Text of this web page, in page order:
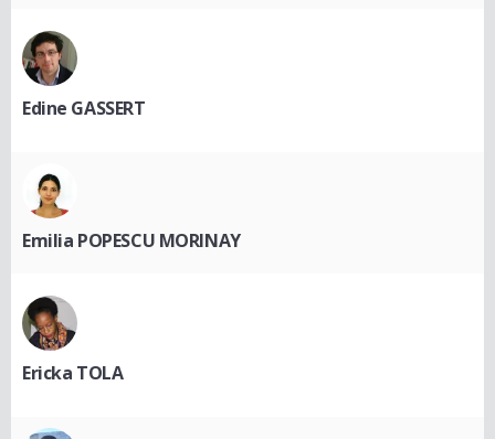
Edine GASSERT
Emilia POPESCU MORINAY
Ericka TOLA